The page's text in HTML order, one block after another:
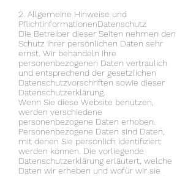
2. Allgemeine Hinweise und
PflichtinformationenDatenschutz
Die Betreiber dieser Seiten nehmen den
Schutz Ihrer persönlichen Daten sehr
ernst. Wir behandeln Ihre
personenbezogenen Daten vertraulich
und entsprechend der gesetzlichen
Datenschutzvorschriften sowie dieser
Datenschutzerklärung.
Wenn Sie diese Website benutzen,
werden verschiedene
personenbezogene Daten erhoben.
Personenbezogene Daten sind Daten,
mit denen Sie persönlich identifiziert
werden können. Die vorliegende
Datenschutzerklärung erläutert, welche
Daten wir erheben und wofür wir sie